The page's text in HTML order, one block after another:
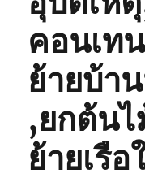
คอนเท
ย้ายบ้า
,ยกต้น
ย้ายเรื